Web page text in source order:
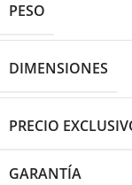
PESO
DIMENSIONES
PRECIO
GARANTÍA